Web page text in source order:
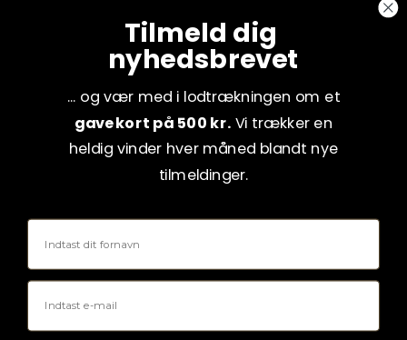
Tilmeld dig
nyhedsbrevet
... og vær med i lodtrækningen om et
gavekort på 500 kr. Vi trækker en
heldig vinder hver måned blandt nye
tilmeldinger.
Fornavn
Email